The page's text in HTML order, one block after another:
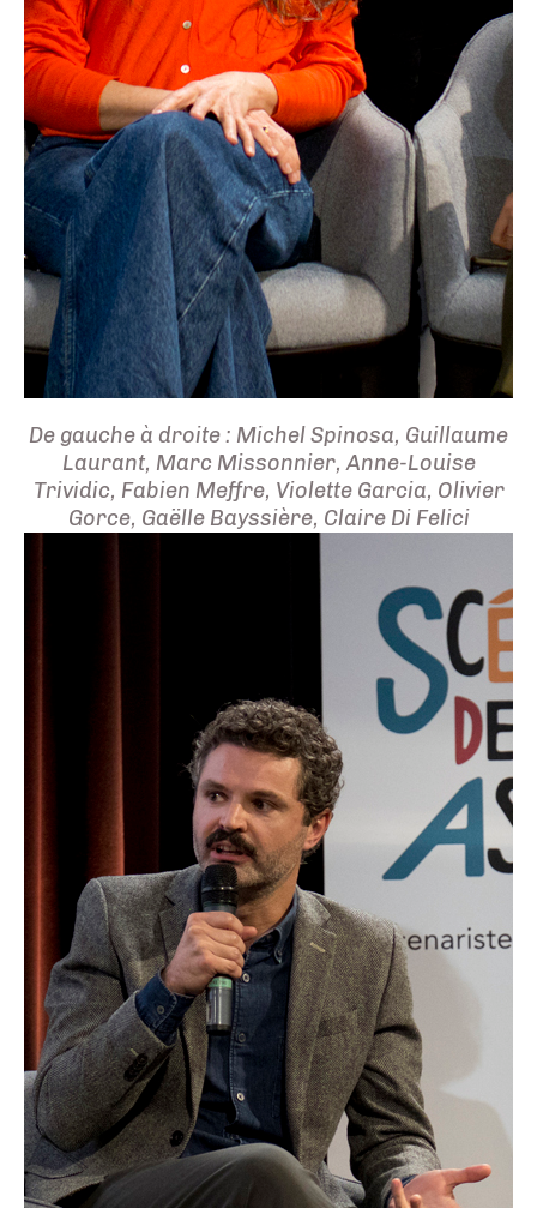
De gauche à droite : Michel Spinosa, Guillaume
Laurant, Marc Missonnier, Anne-Louise
Trividic, Fabien Meffre, Violette Garcia, Olivier
Gorce, Gaëlle Bayssière, Claire Di Felici